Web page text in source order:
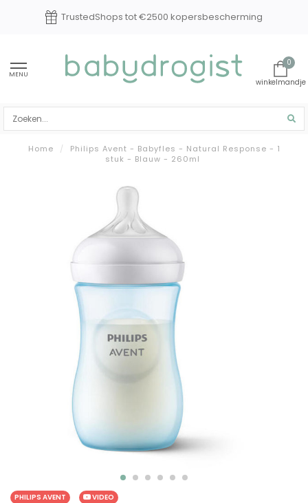
TrustedShops tot €2500 kopersbescherming
MENU
0
Home /
Philips Avent - Babyfles - Natural Response - 1
stuk - Blauw - 260ml
PHILIPS AVENT VIDEO